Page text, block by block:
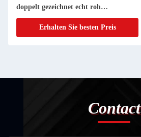
doppelt gezeichnet echt roh
jungfräulich natürlich Remy
unsichtbar nahtloser Clip
Erhalten Sie besten Preis
Contact